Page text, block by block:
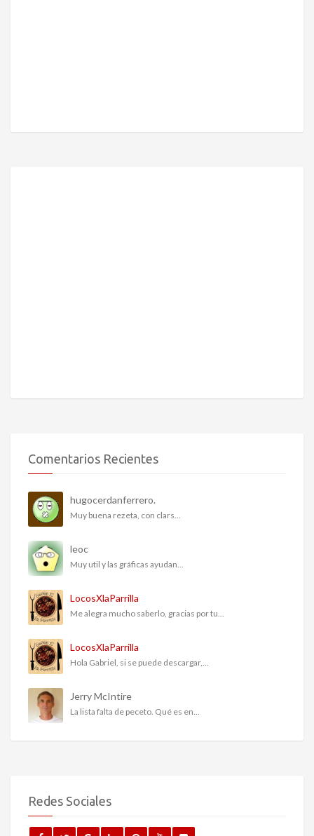
Comentarios Recientes
hugocerdanferrero.
Muy buena rezeta, con clars...
leoc
Muy util y las gráficas ayudan...
LocosXlaParrilla
Me alegra mucho saberlo, gracias por tu...
LocosXlaParrilla
Hola Gabriel, si se puede descargar,...
Jerry McIntire
La lista falta de peceto. Qué es en...
Redes Sociales